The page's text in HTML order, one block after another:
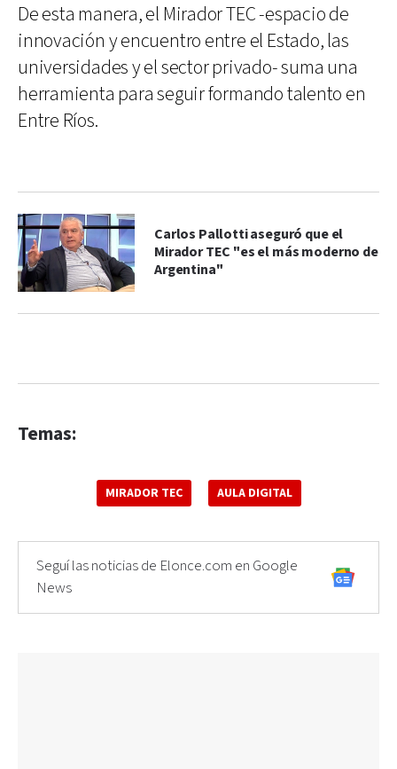
De esta manera, el Mirador TEC -espacio de
innovación y encuentro entre el Estado, las
universidades y el sector privado- suma una
herramienta para seguir formando talento en
Entre Ríos.
Carlos Pallotti aseguró que el
Mirador TEC "es el más moderno de
Argentina"
Temas:
MIRADOR TEC AULA DIGITAL
Seguí las noticias de Elonce.com en Google
News